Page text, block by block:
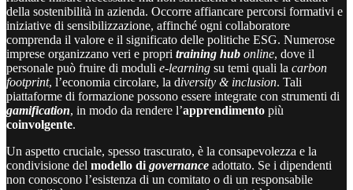
della sostenibilità in azienda. Occorre affiancare percorsi formativi e
iniziative di sensibilizzazione, affinché ogni collaboratore
comprenda il valore e il significato delle politiche ESG. Numerose
imprese organizzano veri e propri training hub online, dove il
personale può fruire di moduli e-learning su temi quali la carbon
footprint, l’economia circolare, la diversity & inclusion. Tali
piattaforme di formazione possono essere integrate con strumenti di
gamification, in modo da rendere l’apprendimento più
coinvolgente.
Un aspetto cruciale, spesso trascurato, è la consapevolezza e la
condivisione del modello di governance adottato. Se i dipendenti
non conoscono l’esistenza di un comitato o di un responsabile